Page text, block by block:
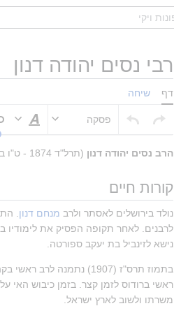
רבי נסים יהודה דנון
דף שיחה
פסקה
סגנוּן
טקסט
הרב נסים יהודה דנון (תרל"ד 1874 - ט"ו בשבט תר"ץ 1930) היה הראשון לציון והחכם באשי האחרון בתקופה העות'מאנית.
קורות חיים
נולד בירושלים לאסתר ולרב מנחם דנון
נישא לזינביל בת יעקב ספורטה.
בתמוז תרס"ז (1907) נתמנה לרב ראשי בקהילת ביירות. בתפקיד זו כיהן עד להדחתו בחודש סיוון ה'תר"ע (1910)
משרתו ולשוב לארץ ישראל.